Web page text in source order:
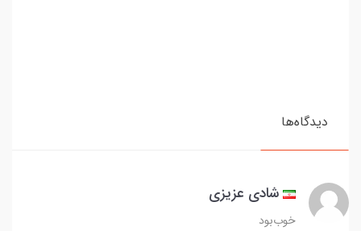
دیدگاه‌ها
شادی عزیزی
خوب‌بود